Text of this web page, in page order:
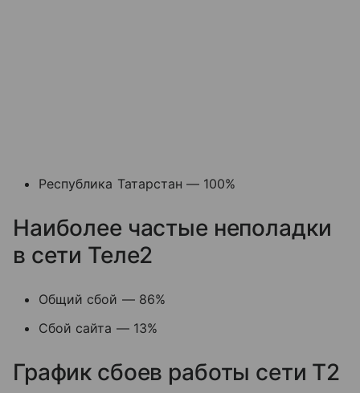
Республика Татарстан — 100%
Наиболее частые неполадки
в сети Теле2
Общий сбой — 86%
Сбой сайта — 13%
График сбоев работы сети T2